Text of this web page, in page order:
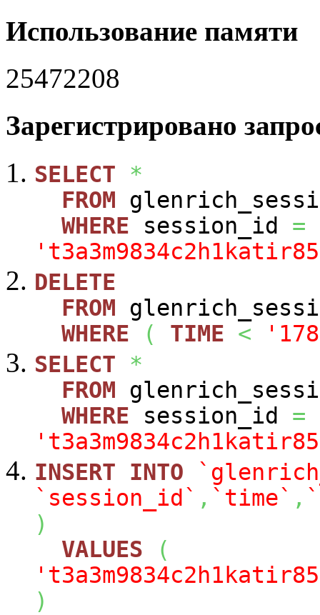
Использование памяти
25472208
Зарегистрировано
SELECT
*
FROM
WHERE session_id =
DELETE
FROM
WHERE
( TIME <
SELECT
*
FROM
WHERE session_id =
INSERT
INTO
`session_id` , `time` ,
)
VALUES
(
)